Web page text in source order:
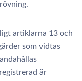
artiklarna 13 och
som vidtas
är